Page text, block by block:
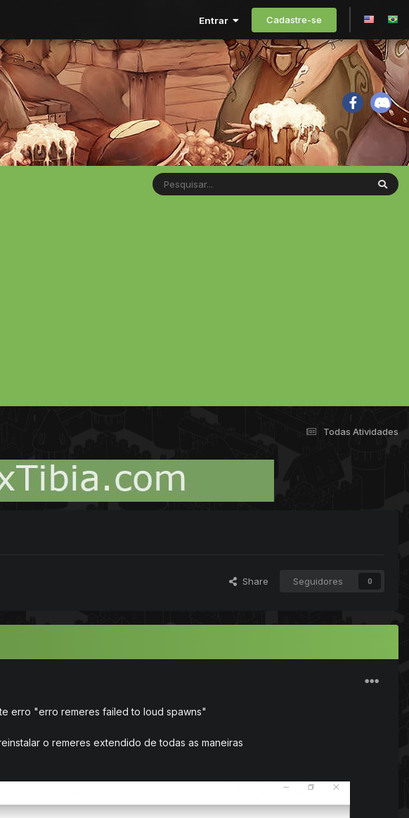
Entrar Cadastre-se
Todas Atividades
Share Seguidores 0
erro "erro remeres failed to loud spawns"
o remeres extendido de todas as maneiras